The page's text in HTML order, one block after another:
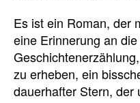
Es ist ein Roman, der
eine Erinnerung an
zu erheben, ein
dauerhafter Stern, der